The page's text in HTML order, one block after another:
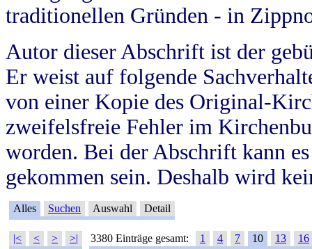
traditionellen Gründen - in
Autor dieser Abschrift ist der
Er weist auf folgende
von einer Kopie des Original-
zweifelsfreie Fehler im
worden. Bei der Abschrift kann
gekommen sein. Deshalb wird
Alles Suchen Auswahl Detail
|< < > >| 3380 Einträge gesamt: 1 4 7 10 13
16